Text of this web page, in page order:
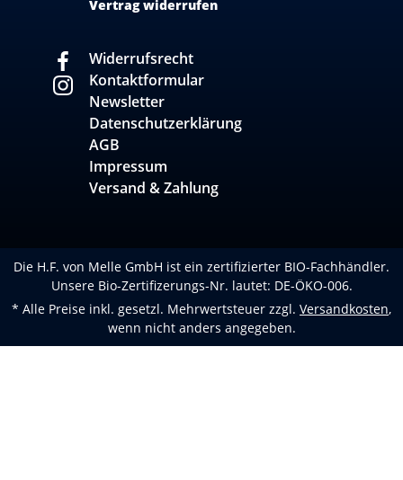
Vertrag widerrufen
Widerrufsrecht
Kontaktformular
Newsletter
Datenschutzerklärung
AGB
Impressum
Versand & Zahlung
Die H.F. von Melle GmbH ist ein zertifizierter BIO-Fachhändler.
Unsere Bio-Zertifizerungs-Nr. lautet: DE-ÖKO-006.
* Alle Preise inkl. gesetzl. Mehrwertsteuer zzgl. Versandkosten,
wenn nicht anders angegeben.